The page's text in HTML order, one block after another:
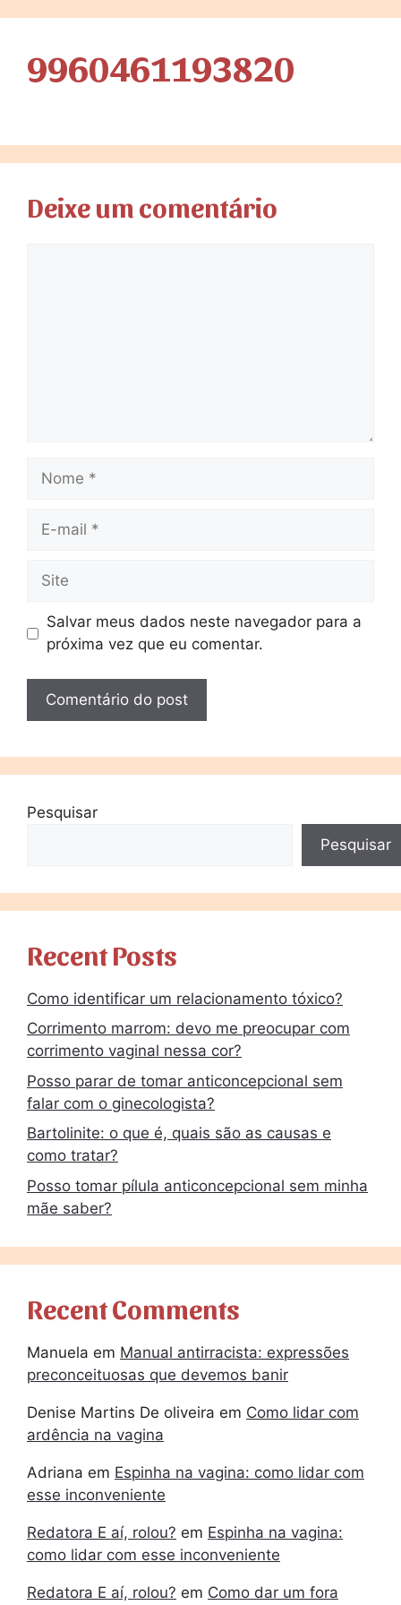
9960461193820
Deixe um comentário
Salvar meus dados neste navegador para a
próxima vez que eu comentar.
Pesquisar
Pesquisar
Recent Posts
Como identificar um relacionamento tóxico?
Corrimento marrom: devo me preocupar com
corrimento vaginal nessa cor?
Posso parar de tomar anticoncepcional sem
falar com o ginecologista?
Bartolinite: o que é, quais são as causas e
como tratar?
Posso tomar pílula anticoncepcional sem minha
mãe saber?
Recent Comments
Manuela em Manual antirracista: expressões
preconceituosas que devemos banir
Denise Martins De oliveira em Como lidar com
ardência na vagina
Adriana em Espinha na vagina: como lidar com
esse inconveniente
Redatora E aí, rolou? em Espinha na vagina:
como lidar com esse inconveniente
Redatora E aí, rolou? em Como dar um fora